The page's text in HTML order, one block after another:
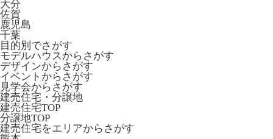
大分
佐賀
鹿児島
千葉
目的別でさがす
モデルハウスからさがす
デザインからさがす
イベントからさがす
見学会からさがす
建売住宅・分譲地
建売住宅TOP
分譲地TOP
建売住宅をエリアからさがす